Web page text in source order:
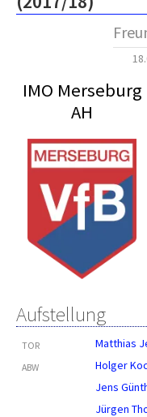
IMO Merseburg
AH
Aufstellung
TOR Matthias
ABW
Holger
Jens
Jürgen